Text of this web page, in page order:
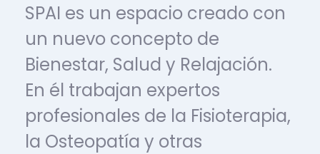
SPAI es un espacio creado con
un nuevo concepto de
Bienestar, Salud y Relajación.
En él trabajan expertos
profesionales de la Fisioterapia,
la Osteopatía y otras